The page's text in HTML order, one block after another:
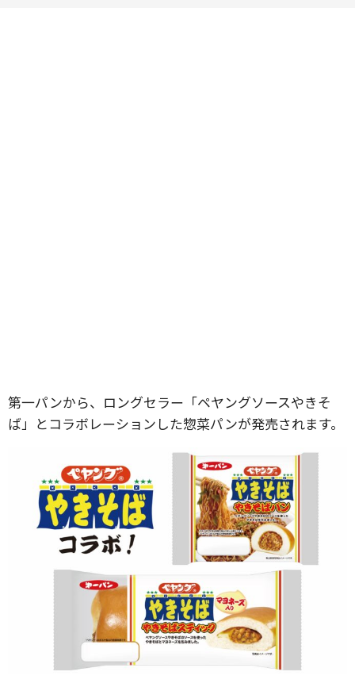
第一パンから、ロングセラー「ペヤングソースやきそ
ば」とコラボレーションした惣菜パンが発売されます。